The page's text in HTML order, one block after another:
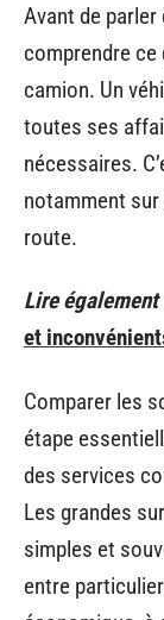
Avant de parler
comprendre ce
camion. Un
toutes ses
nécessaires.
notamment
route.
Lire également
et
Comparer les
étape
des services
Les grandes
simples et
entre